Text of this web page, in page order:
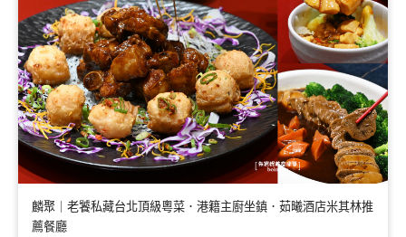
麟聚｜老饕私藏台北頂級粵菜．港籍主廚坐鎮．茹曦酒店米其林推
薦餐廳